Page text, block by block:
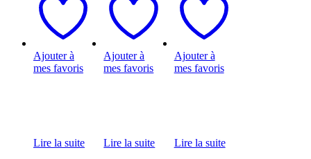
Ajouter à
mes favoris
Lire la suite
Ajouter à
mes favoris
Lire la suite
Ajouter à
mes favoris
Lire la suite